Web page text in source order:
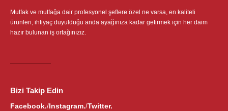
Mutfak ve mutfağa dair profesyonel şeflere özel ne varsa, en kaliteli
ürünleri, ihtiyaç duyulduğu anda ayağınıza kadar getirmek için her daim
hazır bulunan iş ortağınızız.
Bizi Takip Edin
Facebook./Instagram./Twitter.